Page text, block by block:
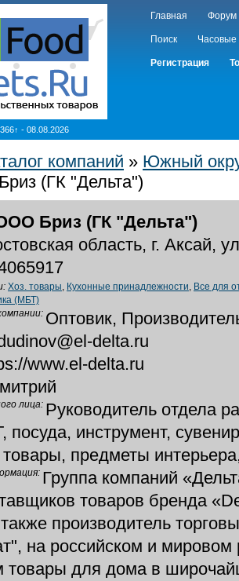
Главная Форум
Поиск Часовые
Регистрация
- 08.08.2026
компаний » Южный
(ГК "Дельта")
Бриз (ГК "Дельта")
область, г. Аксай,
Хоз. товары, Кухонные принадлежности, Все для
(МБТ)
Оптовик,
delta.ru
www.el-delta.ru
лица: Руководитель отдела
посуда, инструмент,
предметы
Группа компаний
товаров бренда
производитель
на российском и
товары для дома в